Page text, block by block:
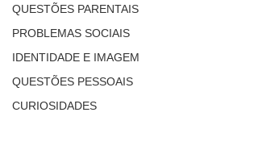
QUESTÕES PARENTAIS
PROBLEMAS SOCIAIS
IDENTIDADE E IMAGEM
QUESTÕES PESSOAIS
CURIOSIDADES